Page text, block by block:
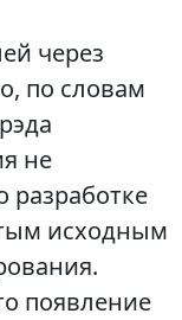
через
по словам
не
разработке
исходным
появление